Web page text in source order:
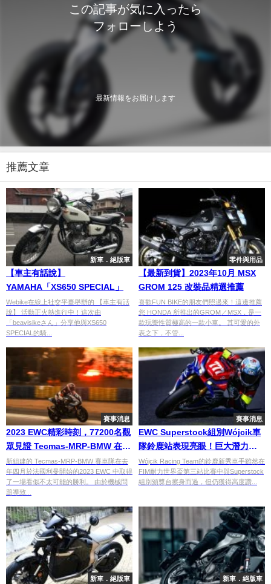
この記事が気に入ったら
フォローしよう
最新情報をお届けします
推薦文章
新車．絕版車
【車主有話說】
YAMAHA「XS650 SPECIAL」
Webike在線上社交平臺舉辦的 【車主有話
說】 活動正火熱進行中！這次由
「beavisikeさん」分享他與XS650
SPECIAL的騎...
零件與用品
【最新到貨】2023年10月 MSX
GROM 125 改裝品精選推薦
喜歡FUN BIKE的朋友們照過來！這邊推薦
您 HONDA 所推出的GROM／MSX，是一
款玩樂性質極高的一款小車。 其可愛的外
表之下，不管...
賽事消息
2023 EWC精彩時刻，77200名觀
眾見證 Tecmas-MRP-BMW 在利
曼勝利
新組建的 Tecmas-MRP-BMW 賽車隊在去
年四月於法國利曼開始的2023 EWC 中取得
了一場看似不太可能的勝利。 由於機械問
題導致...
賽事消息
EWC Superstock組別Wójcik車
隊鈴鹿站表現亮眼！巨大潛力獲
高度讚譽
Wójcik Racing Team的鈴鹿新秀車手雖然在
FIM耐力世界盃第三站比賽中與Superstock
組別頒獎台擦身而過，但仍獲得高度讚...
新車．絕版車 新車．絕版車